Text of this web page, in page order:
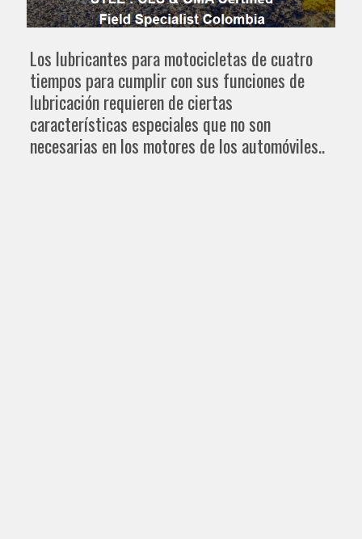
Los lubricantes para motocicletas de cuatro
tiempos para cumplir con sus funciones de
lubricación requieren de ciertas
características especiales que no son
necesarias en los motores de los automóviles..